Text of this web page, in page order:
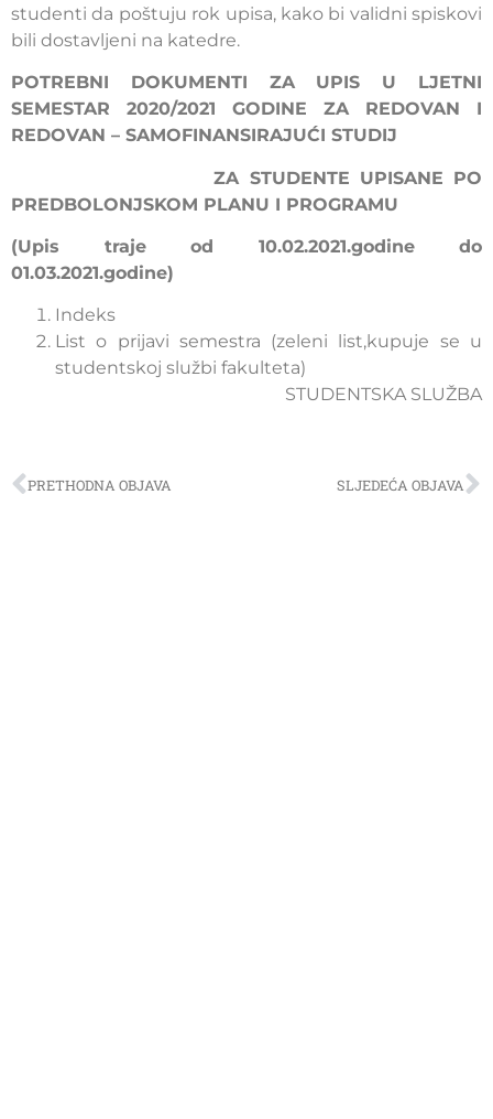
studenti da poštuju rok upisa, kako bi validni spiskovi
bili dostavljeni na katedre.
POTREBNI DOKUMENTI ZA UPIS U LJETNI
SEMESTAR 2020/2021 GODINE ZA REDOVAN I
REDOVAN – SAMOFINANSIRAJUĆI STUDIJ
ZA STUDENTE UPISANE PO
PREDBOLONJSKOM PLANU I PROGRAMU
(Upis traje od 10.02.2021.godine do
01.03.2021.godine)
Indeks
List o prijavi semestra (zeleni list,kupuje se u
studentskoj službi fakulteta)
STUDENTSKA SLUŽBA
PRETHODNA OBJAVA SLJEDEĆA OBJAVA